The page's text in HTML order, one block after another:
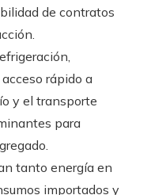
de contratos
rápido a
y el transporte
para
tanto energía en
importados y